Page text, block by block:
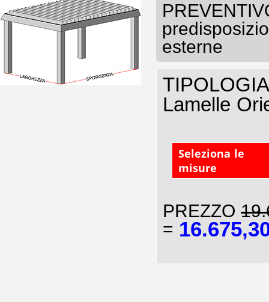
esterne
Lamelle
Seleziona le
misure
PREZZO
=